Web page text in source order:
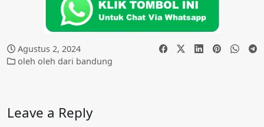
Agustus 2, 2024
oleh oleh dari bandung
Leave a Reply